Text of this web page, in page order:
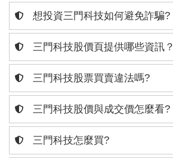
想投資三門科技如何避免詐騙?
三門科技股價頁提供哪些資訊？
三門科技股票買賣違法嗎?
三門科技股價與成交價怎麼看?
三門科技怎麼買?